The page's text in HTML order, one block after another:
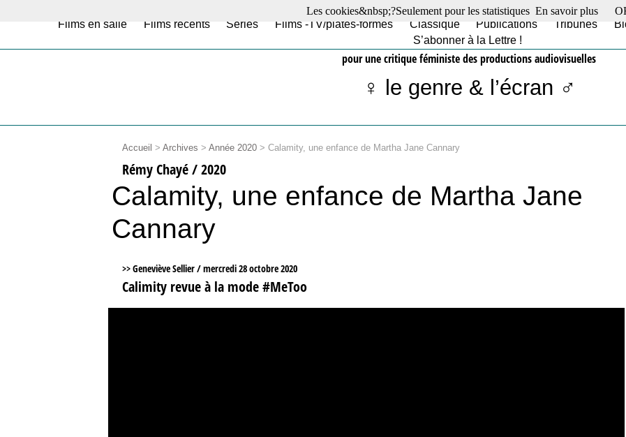
Films en salle Films récents Séries Films -TV/plates-formes Classique Publications Tribunes
S’abonner à la Lettre !
pour une critique féministe des productions audiovisuelles
♀ le genre & l’écran ♂
Accueil > Archives > Année 2020> Calamity, une enfance de Martha Jane Cannary
Rémy Chayé / 2020
Calamity, une enfance de Martha Jane
Cannary
>> Geneviève Sellier /mercredi 28 octobre 2020
Calimity revue à la mode #MeToo
Les cookies&nbsp;?Seulement pour les statistiques En savoir plus